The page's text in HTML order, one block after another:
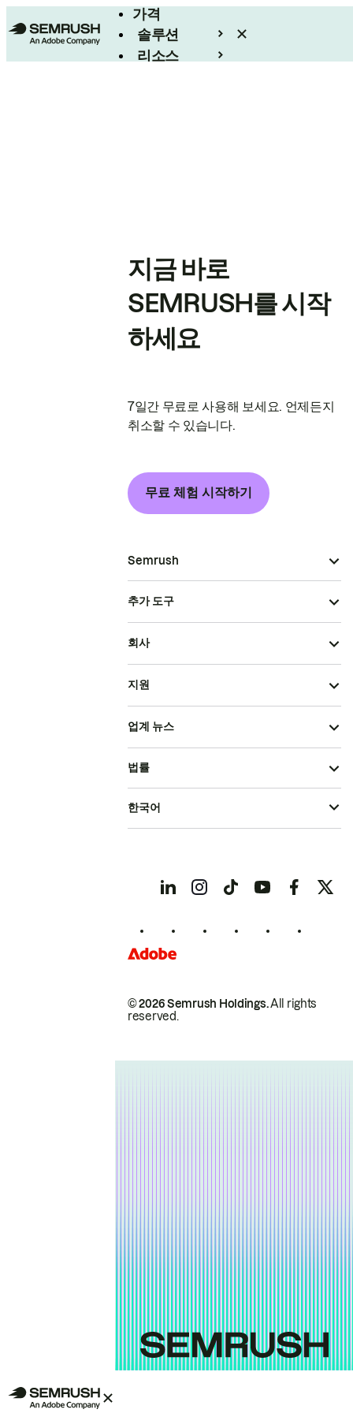
가격
솔루션
리소스
지금 바로
SEMRUSH를 시작
하세요
7일간 무료로 사용해 보세요. 언제든지
취소할 수 있습니다.
무료 체험 시작하기
Semrush
추가 도구
회사
지원
업계 뉴스
© 2026 Semrush Holdings.All rights
reserved.
법률
한국어